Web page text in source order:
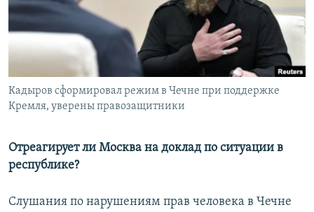
Все сайты РСЕ/РС
Кадыров сформировал режим в Чечне при поддержке
Кремля, уверены правозащитники
Отреагирует ли Москва на доклад по ситуации в
республике?
Слушания по нарушениям прав человека в Чечне